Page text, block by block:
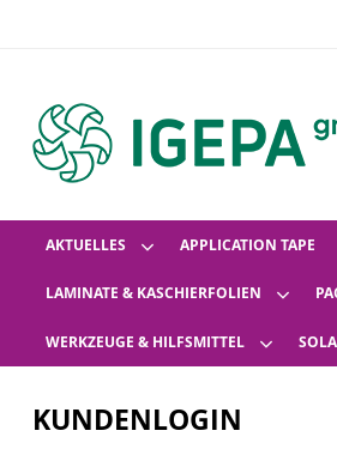
AKTUELLES APPLICATION TAPE
LAMINATE & KASCHIERFOLIEN
WERKZEUGE & HILFSMITTEL
KUNDENLOGIN